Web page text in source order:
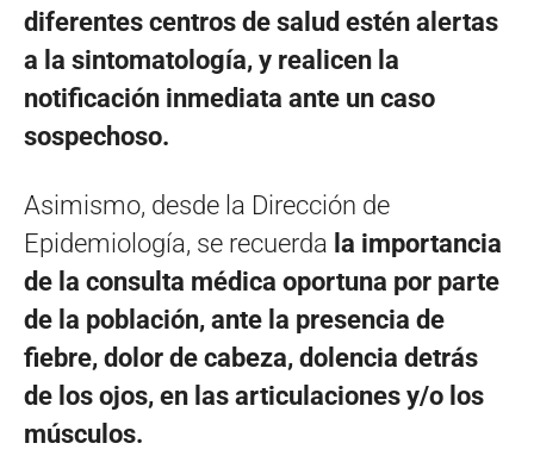
diferentes centros de salud estén alertas
a la sintomatología, y realicen la
notificación inmediata ante un caso
sospechoso.
Asimismo, desde la Dirección de
Epidemiología, se recuerda la importancia
de la consulta médica oportuna por parte
de la población, ante la presencia de
fiebre, dolor de cabeza, dolencia detrás
de los ojos, en las articulaciones y/o los
músculos.